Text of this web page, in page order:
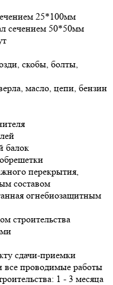
25*100мм
сечением 50*50мм
скобы, болты,
масло, цепи, бензин
балок
перекрытия,
составом
огнебиозащитным
строительства
сдачи-приемки
все проводимые работы
1 - 3 месяца